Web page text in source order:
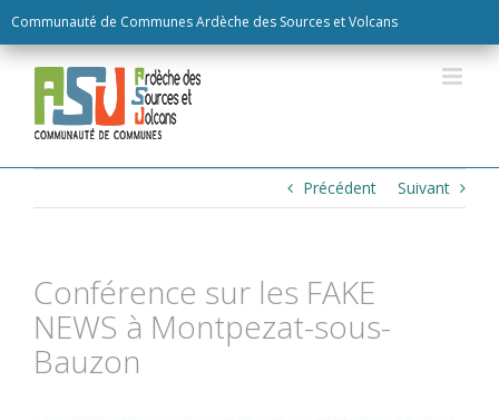
Communauté de Communes Ardèche des Sources et Volcans
to
content
Précédent Suivant
Conférence sur les FAKE
NEWS à Montpezat-sous-
Bauzon